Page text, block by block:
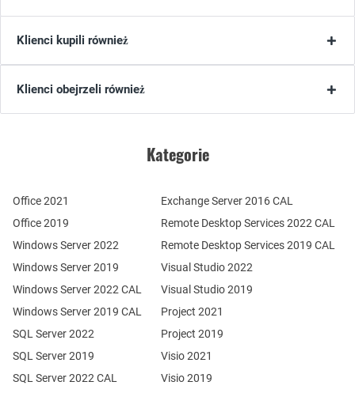
Klienci kupili również
Klienci obejrzeli również
Kategorie
Office 2021
Office 2019
Windows Server 2022
Windows Server 2019
SQL Server 2022
SQL Server 2019
Windows Server 2022 CAL
Windows Server 2019 CAL
SQL Server 2022 CAL
Remote Desktop Services 2022 CAL
Remote Desktop Services 2019 CAL
Exchange Server 2016 CAL
Visual Studio 2022
Visual Studio 2019
Project 2021
Project 2019
Visio 2021
Visio 2019